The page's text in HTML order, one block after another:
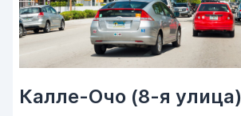
Калле-Очо (8-я улица)